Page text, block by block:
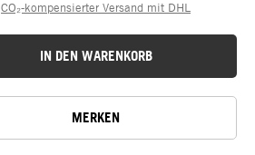
CO₂-kompensierter Versand mit DHL
IN DEN WARENKORB
MERKEN